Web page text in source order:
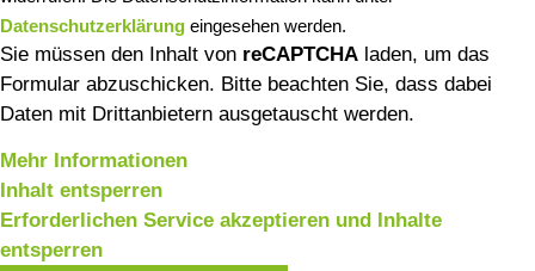
Datenschutzerklärung eingesehen werden.
Sie müssen den Inhalt von reCAPTCHA laden, um das
Formular abzuschicken. Bitte beachten Sie, dass dabei
Daten mit Drittanbietern ausgetauscht werden.
Mehr Informationen
Inhalt entsperren
Erforderlichen Service akzeptieren und Inhalte
entsperren